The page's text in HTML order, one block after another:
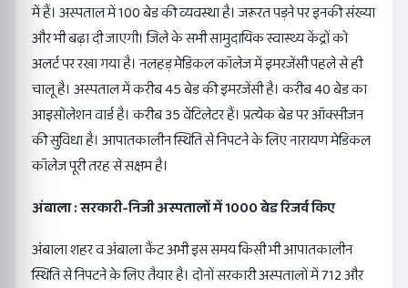
में हैं। अस्पताल में 100 बेड की व्यवस्था है। जरूरत पड़ने पर इनकी संख्या
और भी बढ़ा दी जाएगी। जिले के सभी सामुदायिक स्वास्थ्य केंद्रों को
अलर्ट पर रखा गया है। नलहड़ मेडिकल कॉलेज में इमरजेंसी पहले से ही
चालू है। अस्पताल में करीब 45 बेड की इमरजेंसी है। करीब 40 बेड का
आइसोलेशन वार्ड है। करीब 35 वेंटिलेटर हैं। प्रत्येक बेड पर ऑक्सीजन
की सुविधा है। आपातकालीन स्थिति से निपटने के लिए नारायण मेडिकल
कॉलेज पूरी तरह से सक्षम है।
अंबाला : सरकारी-निजी अस्पतालों में 1000 बेड रिजर्व किए
अंबाला शहर व अंबाला कैंट अभी इस समय किसी भी आपातकालीन
स्थिति से निपटने के लिए तैयार है। दोनों सरकारी अस्पतालों में 712 और